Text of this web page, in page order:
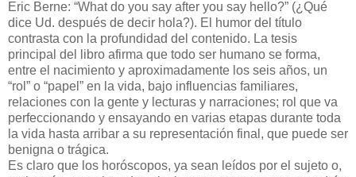
Eric Berne: “What do you say after you say hello?” (¿Qué
dice Ud. después de decir hola?). El humor del título
contrasta con la profundidad del contenido. La tesis
principal del libro afirma que todo ser humano se forma,
entre el nacimiento y aproximadamente los seis años, un
“rol” o “papel” en la vida, bajo influencias familiares,
relaciones con la gente y lecturas y narraciones; rol que va
perfeccionando y ensayando en varias etapas durante toda
la vida hasta arribar a su representación final, que puede ser
benigna o trágica.
Es claro que los horóscopos, ya sean leídos por el sujeto o,